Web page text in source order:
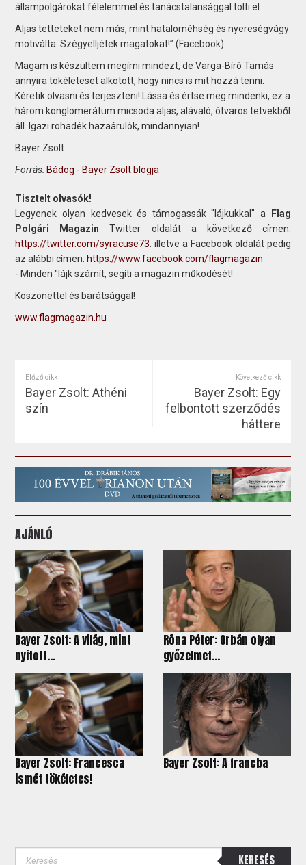
állampolgárokat félelemmel és tanácstalansággal tölti el.
Aljas tetteteket nem más, mint hataloméhség és nyereségvágy
motiválta. Szégyelljétek magatokat!” (Facebook)
Magam is készültem megírni mindezt, de Varga-Bíró Tamás
annyira tökéleteset alkotott, hogy nincs is mit hozzá tenni.
Kéretik olvasni és terjeszteni! Lássa és értse meg mindenki, ez a
három konglomerátum micsoda aljas, alávaló, ótvaros tetvekből
áll. Igazi rohadék hazaárulók, mindannyian!
Bayer Zsolt
Forrás: Bádog - Bayer Zsolt blogja
Tisztelt olvasók!
Legyenek olyan kedvesek és támogassák "lájkukkal" a
Flag
Polgári Magazin Twitter oldalát a következő címen:
https://twitter.com/syracuse73 . illetve a Facebook oldalát pedig
az alábbi címen: https://www.facebook.com/flagmagazin
- Minden "lájk számít, segíti a magazin működését!
Köszönettel és barátsággal!
www.flagmagazin.hu
Előző cikk
Bayer Zsolt: Athéni
szín
Következő cikk
Bayer Zsolt: Egy
felbontott szerződés
háttere
AJÁNLÓ
Bayer Zsolt: A világ, mint
nyitott...
Róna Péter: Orbán olyan
győzelmet...
Bayer Zsolt: Francesca
ismét tökéletes!
Bayer Zsolt: A francba
KERESÉS